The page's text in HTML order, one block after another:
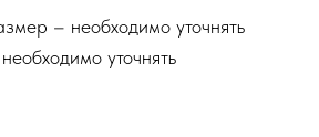
– необходимо уточнять
уточнять